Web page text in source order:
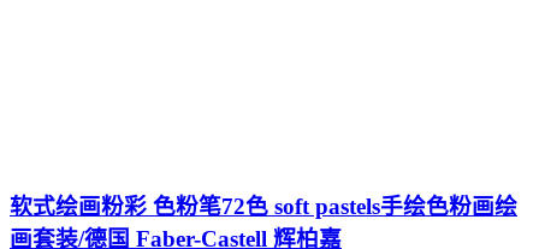
软式绘画粉彩 色粉笔72色 soft pastels手绘色粉画绘
画套装/德国 Faber-Castell 辉柏嘉